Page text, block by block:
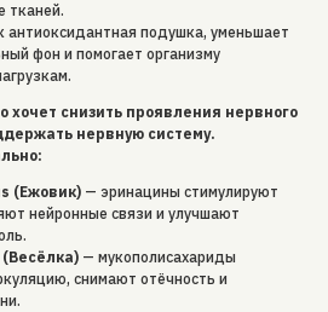
тканей.
антиоксидантная подушка, уменьшает
фон и помогает организму
хочет снизить проявления нервного
нервную систему.
(Ежовик) — эринацины стимулируют
нейронные связи и улучшают
— мукополисахариды
снимают отёчность и